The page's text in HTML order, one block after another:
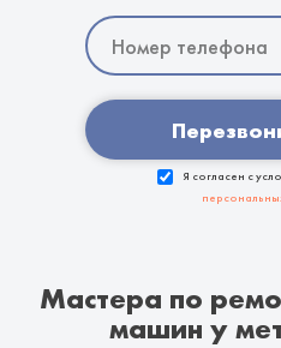
Я согласен с
Мастера по
машин у